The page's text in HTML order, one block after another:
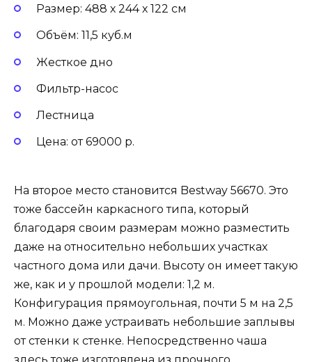
Размер: 488 х 244 х 122 см
Объём: 11,5 куб.м
Жесткое дно
Фильтр-насос
Лестница
Цена: от 69000 р.
На второе место становится Bestway 56670. Это
тоже бассейн каркасного типа, который
благодаря своим размерам можно разместить
даже на относительно небольших участках
частного дома или дачи. Высоту он имеет такую
же, как и у прошлой модели: 1,2 м.
Конфигурация прямоугольная, почти 5 м на 2,5
м. Можно даже устраивать небольшие заплывы
от стенки к стенке. Непосредственно чаша